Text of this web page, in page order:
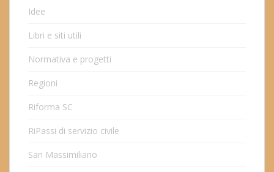
Idee
Libri e siti utili
Normativa e progetti
Regioni
Riforma SC
RiPassi di servizio civile
San Massimiliano